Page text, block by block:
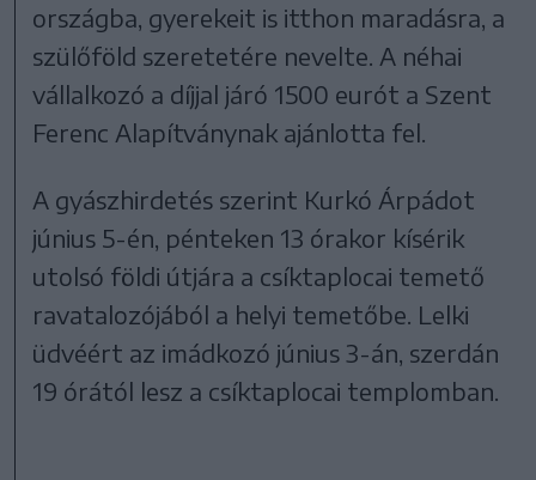
országba, gyerekeit is itthon maradásra, a
szülőföld szeretetére nevelte. A néhai
vállalkozó a díjjal járó 1500 eurót a Szent
Ferenc Alapítványnak ajánlotta fel.
A gyászhirdetés szerint Kurkó Árpádot
június 5-én, pénteken 13 órakor kísérik
utolsó földi útjára a csíktaplocai temető
ravatalozójából a helyi temetőbe. Lelki
üdvéért az imádkozó június 3-án, szerdán
19 órától lesz a csíktaplocai templomban.